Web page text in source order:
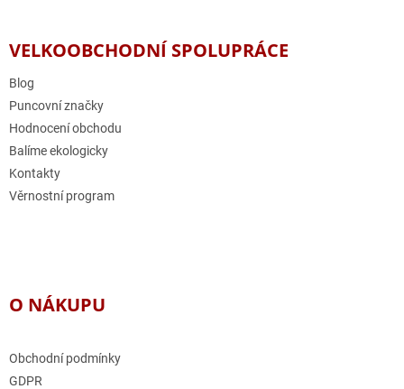
VELKOOBCHODNÍ SPOLUPRÁCE
Blog
Puncovní značky
Hodnocení obchodu
Balíme ekologicky
Kontakty
Věrnostní program
O NÁKUPU
Obchodní podmínky
GDPR